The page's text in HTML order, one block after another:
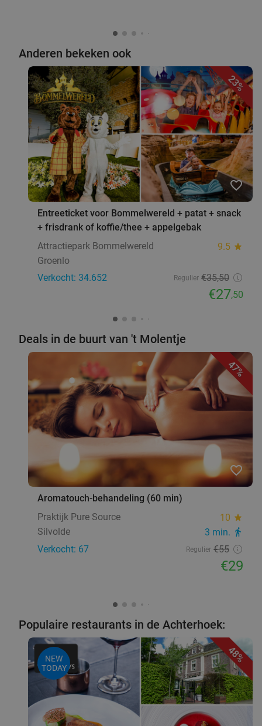
Anderen bekeken ook
23%
favorite_border
Entreeticket voor Bommelwereld + patat + snack
+ frisdrank of koffie/thee + appelgebak
Attractiepark Bommelwereld
9.5 star
Groenlo
Verkocht: 34.652
Regulier €35,50
€27,50
Deals in de buurt van 't Molentje
47%
favorite_border
Aromatouch-behandeling (60 min)
Praktijk Pure Source
10 star
Silvolde 3 min. directions_walk
Verkocht: 67 Regulier €55
€29
Populaire restaurants in de Achterhoek:
48%
NEW
TODAY